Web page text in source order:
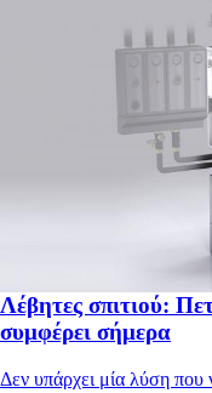
Λέβητες σπιτιού:
συμφέρει σήμερα
Δεν υπάρχει μία λύση που